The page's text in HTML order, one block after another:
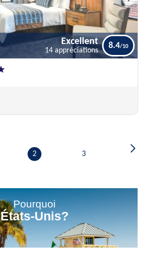
Excellent
14 appréciations
8.4
2 3
Pourquoi
États-Unis?